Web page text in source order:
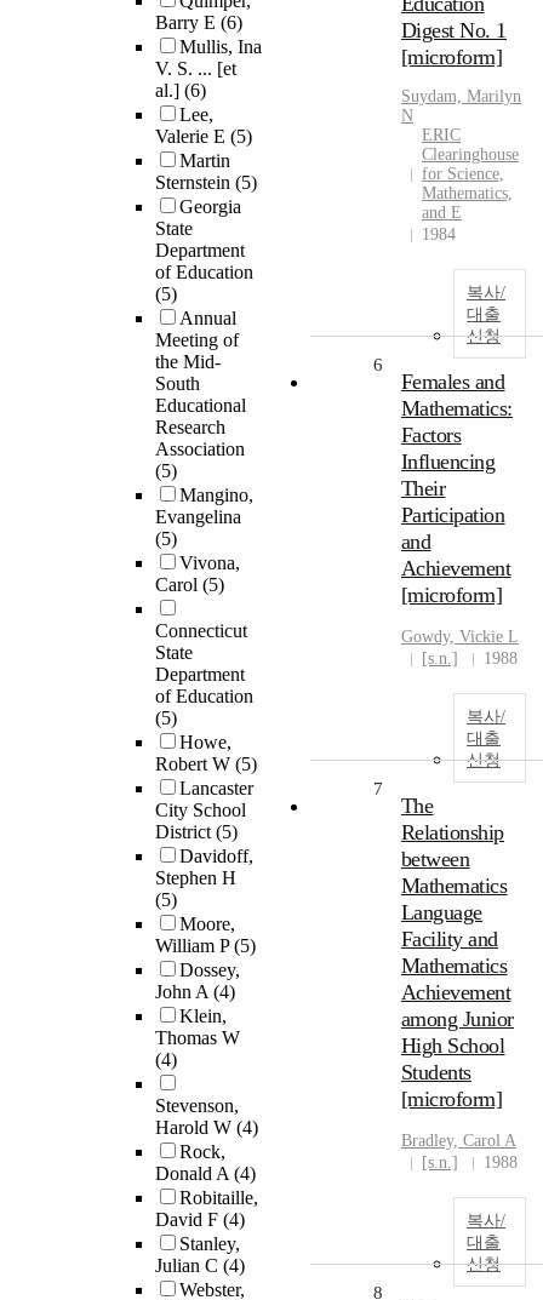
Barry E (6)
Mullis, Ina
V. S. ... [et
al.] (6)
Lee,
Valerie E (5)
Martin
Sternstein (5)
Georgia
State
Department
of Education
(5)
Annual
Meeting of
the Mid-
South
Educational
Research
Association
(5)
Mangino,
Evangelina
(5)
Vivona,
Carol (5)
Connecticut
State
Department
of Education
(5)
Howe,
Robert W (5)
Lancaster
City School
District(5)
Davidoff,
Stephen H
(5)
Moore,
William P(5)
Dossey,
John A(4)
Klein,
Thomas W
(4)
Stevenson,
Harold W (4)
Rock,
Donald A(4)
Robitaille,
David F (4)
Stanley,
Julian C (4)
Webster,
Digest No. 1
[microform]
Suydam, Marilyn
N
ERIC
Clearinghouse
for Science,
Mathematics,
and E
1984
복사/
대출
신청
6
Females and
Mathematics:
Factors
Influencing
Their
Participation
and
Achievement
[microform]
Gowdy, Vickie L
[s.n.]
1988
복사/
대출
신청
7
The
Relationship
between
Mathematics
Language
Facility and
Mathematics
Achievement
among Junior
High School
Students
[microform]
Bradley, Carol A
[s.n.]
1988
복사/
대출
신청
8